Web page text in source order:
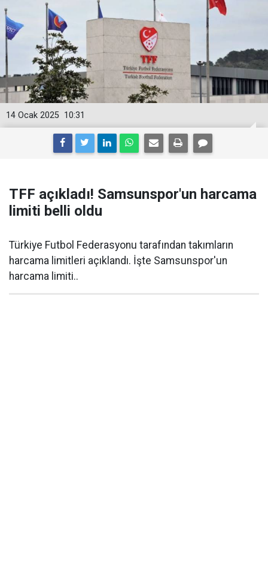
10:31
14 Ocak 2025
TFF açıkladı! Samsunspor'un harcama
limiti belli oldu
Türkiye Futbol Federasyonu tarafından takımların
harcama limitleri açıklandı. İşte Samsunspor'un
harcama limiti..